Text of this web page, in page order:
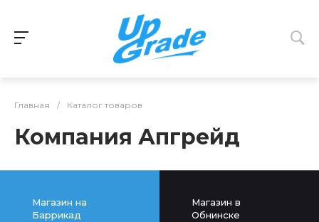
Главная / Каталог товаров
Компания Апгрейд
Магазин на
Баррикад
Магазин в
Обнинске